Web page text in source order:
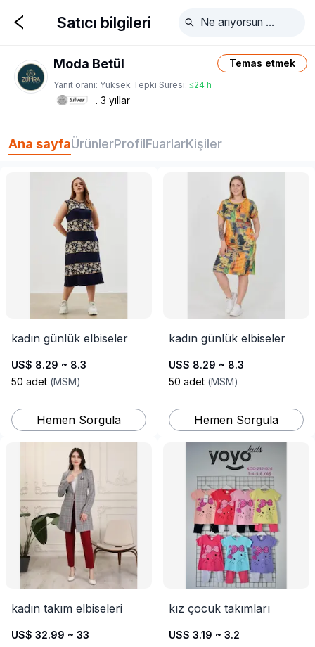
Satıcı bilgileri
Moda Betül
Yanıt oranı: Yüksek Tepki Süresi: ≤24 h
3 yıllar
Temas etmek
Ana sayfaÜrünlerProfilFuarlarKişiler
kadın günlük elbiseler
US$ 8.29 ~ 8.3
50 adet (MSM)
Hemen Sorgula
kadın günlük elbiseler
US$ 8.29 ~ 8.3
50 adet (MSM)
Hemen Sorgula
kadın takım elbiseleri
US$ 32.99 ~ 33
kız çocuk takımları
US$ 3.19 ~ 3.2